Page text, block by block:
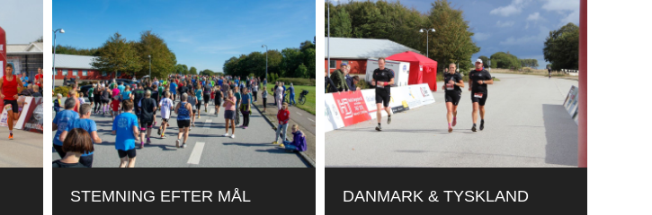
STEMNING EFTER MÅL DANMARK & TYSKLAND